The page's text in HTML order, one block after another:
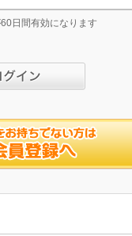
日間有効になります